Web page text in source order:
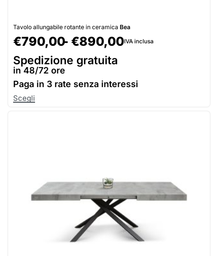
Tavolo allungabile rotante in ceramica Bea
€790,00 €890,00IVA inclusa
Spedizione gratuita
in 48/72 ore
Paga in 3 rate senza interessi
Scegli